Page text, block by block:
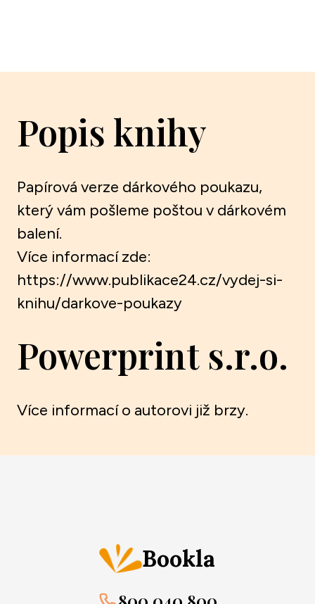
Popis knihy
Papírová verze dárkového poukazu,
který vám pošleme poštou v dárkovém
balení.
Více informací zde:
https://www.publikace24.cz/vydej-si-
knihu/darkove-poukazy
Powerprint s.r.o.
Více informací o autorovi již brzy.
Bookla